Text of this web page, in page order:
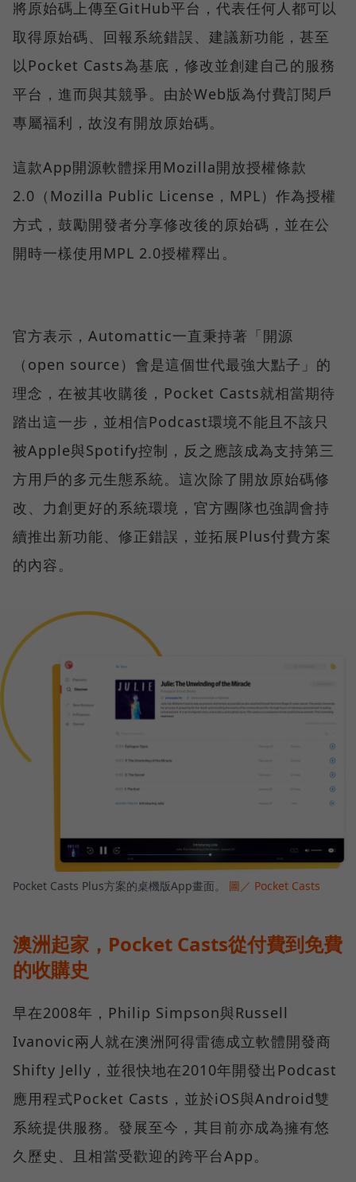
將原始碼上傳至GitHub平台，代表任何人都可以
取得原始碼、回報系統錯誤、建議新功能，甚至
以Pocket Casts為基底，修改並創建自己的服務
平台，進而與其競爭。由於Web版為付費訂閱戶
專屬福利，故沒有開放原始碼。
這款App開源軟體採用Mozilla開放授權條款
2.0（Mozilla Public License，MPL）作為授權
方式，鼓勵開發者分享修改後的原始碼，並在公
開時一樣使用MPL 2.0授權釋出。
官方表示，Automattic一直秉持著「開源
（open source）會是這個世代最強大點子」的
理念，在被其收購後，Pocket Casts就相當期待
踏出這一步，並相信Podcast環境不能且不該只
被Apple與Spotify控制，反之應該成為支持第三
方用戶的多元生態系統。這次除了開放原始碼修
改、力創更好的系統環境，官方團隊也強調會持
續推出新功能、修正錯誤，並拓展Plus付費方案
的內容。
Pocket Casts Plus方案的桌機版App畫面。 圖／ Pocket Casts
澳洲起家，Pocket Casts從付費到免費
的收購史
早在2008年，Philip Simpson與Russell
Ivanovic兩人就在澳洲阿得雷德成立軟體開發商
Shifty Jelly，並很快地在2010年開發出Podcast
應用程式Pocket Casts，並於iOS與Android雙
系統提供服務。發展至今，其目前亦成為擁有悠
久歷史、且相當受歡迎的跨平台App。